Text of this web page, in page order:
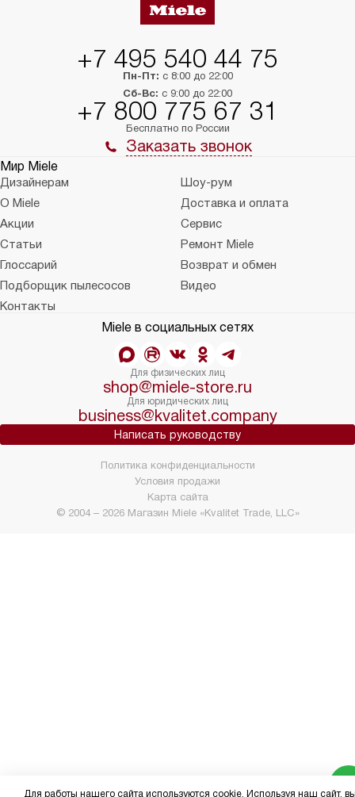
+7 495 540 44 75
Пн-Пт: с 8:00 до 22:00
Сб-Вс: с 9:00 до 22:00
+7 800 775 67 31
Бесплатно по России
Заказать звонок
Мир Miele
Дизайнерам
Шоу-рум
О Miele
Доставка и оплата
Акции
Сервис
Статьи
Ремонт Miele
Глоссарий
Возврат и обмен
Подборщик пылесосов
Видео
Контакты
Miele в социальных сетях
Для физических лиц
shop@miele-store.ru
Для юридических лиц
business@kvalitet.company
Написать руководству
© 2004 – 2026 Магазин Miele «Kvalitet Trade, LLC»
Политика конфиденциальности
Условия продажи
Карта сайта
Для работы нашего сайта используются cookie. Используя наш сайт,